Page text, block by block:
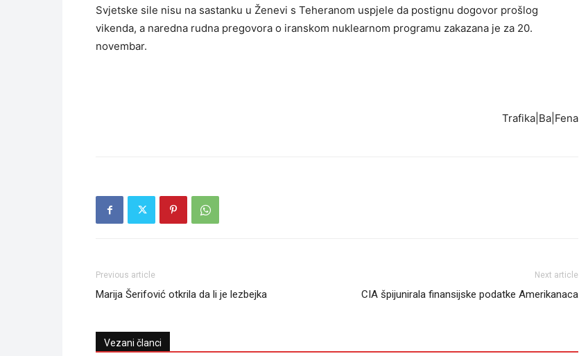
Svjetske sile nisu na sastanku u Ženevi s Teheranom uspjele da postignu dogovor prošlog
vikenda, a naredna rudna pregovora o iranskom nuklearnom programu zakazana je za 20.
novembar.
Trafika|Ba|Fena
Previous article
Marija Šerifović otkrila da li je lezbejka
Next article
CIA špijunirala finansijske podatke Amerikanaca
Vezani članci